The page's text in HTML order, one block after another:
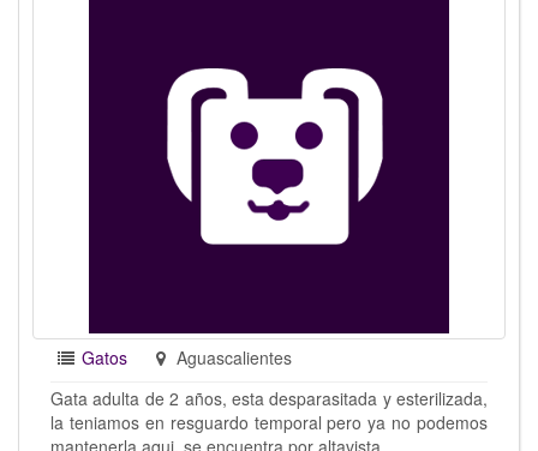
Gatos
Aguascalientes
Gata adulta de 2 años, esta desparasitada y esterilizada,
la teniamos en resguardo temporal pero ya no podemos
mantenerla aqui, se encuentra por altavista